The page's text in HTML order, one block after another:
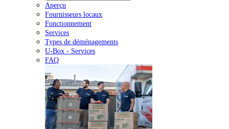
Aperçu
Fournisseurs locaux
Fonctionnement
Services
Types de déménagements
U-Box - Services
FAQ